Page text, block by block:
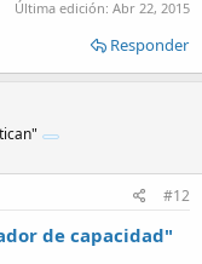
Última edición: Abr 22, 2015
Responder
#12
de capacidad"